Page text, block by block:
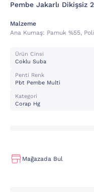
Pembe Jakarlı Dikişsiz
Malzeme
Ana Kumaş: Pamuk %55,
Ürün Cinsi
Coklu Suba
Penti Renk
Pbt Pembe Multi
Kategori
Corap Hg
Mağazada Bul